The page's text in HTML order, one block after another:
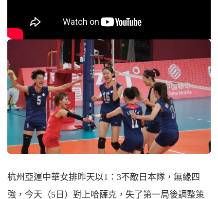
杭州亞運中華女排昨天以1：3不敵日本隊，無緣四
強，今天（5日）對上哈薩克，失了第一局後調整策